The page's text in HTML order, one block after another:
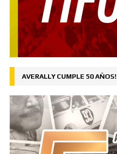
AVERALLY CUMPLE 50 AÑOS!